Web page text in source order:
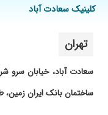
بسیار کم
سلام. جناب
بی نقص
کلینیک سعادت آباد
تهران
ساختمان بانک ایران زمین، طبقه ۴،